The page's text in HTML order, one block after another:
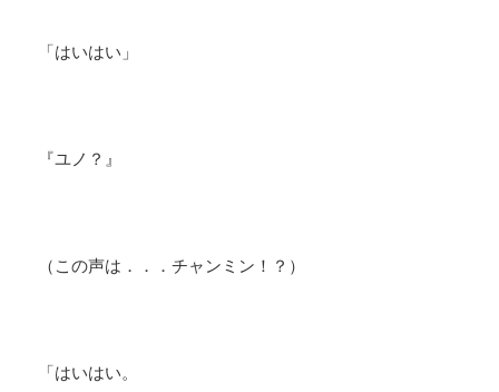
「はいはい」
『ユノ？』
（この声は．．．チャンミン！？）
「はいはい。